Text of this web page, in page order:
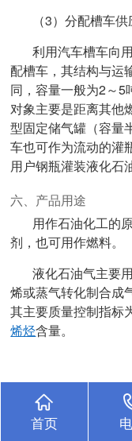
（3）分配槽车
利用汽车槽车向
配槽车，其结构与运
同，容量一般为2～5
对象主要是距离其他
型固定储气罐（容量
车也可作为流动的灌
用户钢瓶灌装液化石
六、产品用途
用作石油化工的
剂，也可用作燃料。
液化石油气主要
烯或蒸气转化制合成
其主要质量控制指标
烯烃含量。
首页